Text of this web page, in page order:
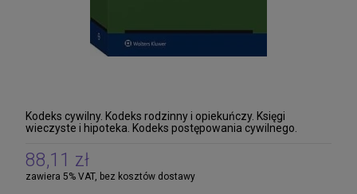
Kodeks cywilny. Kodeks rodzinny i opiekuńczy. Księgi
wieczyste i hipoteka. Kodeks postępowania cywilnego.
88,11 zł
zawiera 5% VAT, bez kosztów dostawy